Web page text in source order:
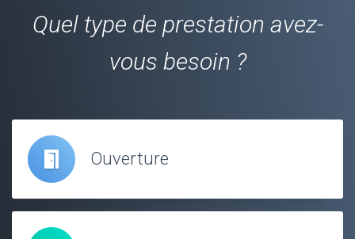
Quel type de prestation avez-
vous besoin ?
Ouverture